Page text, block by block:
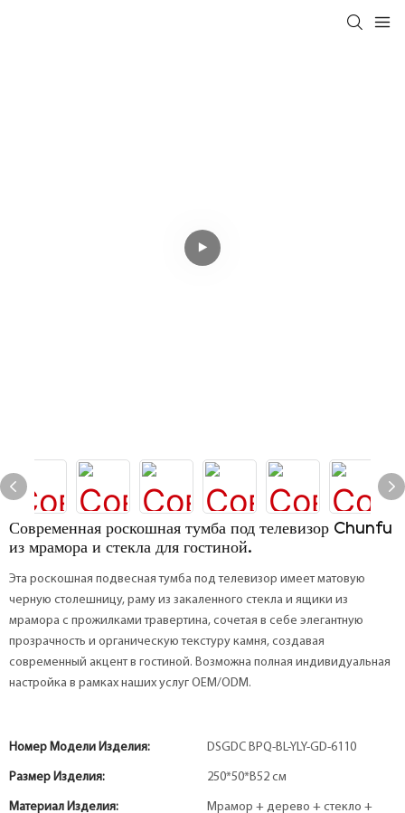
Современная роскошная тумба под телевизор Chunfu
из мрамора и стекла для гостиной.
Эта роскошная подвесная тумба под телевизор имеет матовую
черную столешницу, раму из закаленного стекла и ящики из
мрамора с прожилками травертина, сочетая в себе элегантную
прозрачность и органическую текстуру камня, создавая
современный акцент в гостиной. Возможна полная индивидуальная
настройка в рамках наших услуг OEM/ODM.
Номер Модели Изделия: DSGDC BPQ-BL-YLY-GD-6110
Размер Изделия: 250*50*В52 см
Материал Изделия:
Мрамор + дерево + стекло +